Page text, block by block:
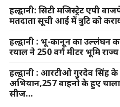
हल्द्वानी: सिटी मजिस्ट्रेट एपी
मतदाता सूची आई में त्रुटि को
हल्द्वानी : भू-कानून का उल्लंघन
रयाल ने 250 वर्ग मीटर भूमि
हल्द्वानी : आरटीओ गुरदेव सिंह के
अभियान,257 वाहनो के हुए
सीज…